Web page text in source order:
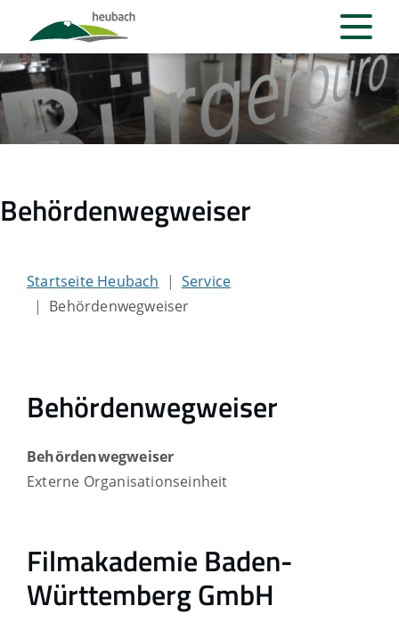
Behördenwegweiser
Startseite Heubach
Service
Behördenwegweiser
Behördenwegweiser
Behördenwegweiser
Externe Organisationseinheit
Filmakademie Baden-
Württemberg GmbH